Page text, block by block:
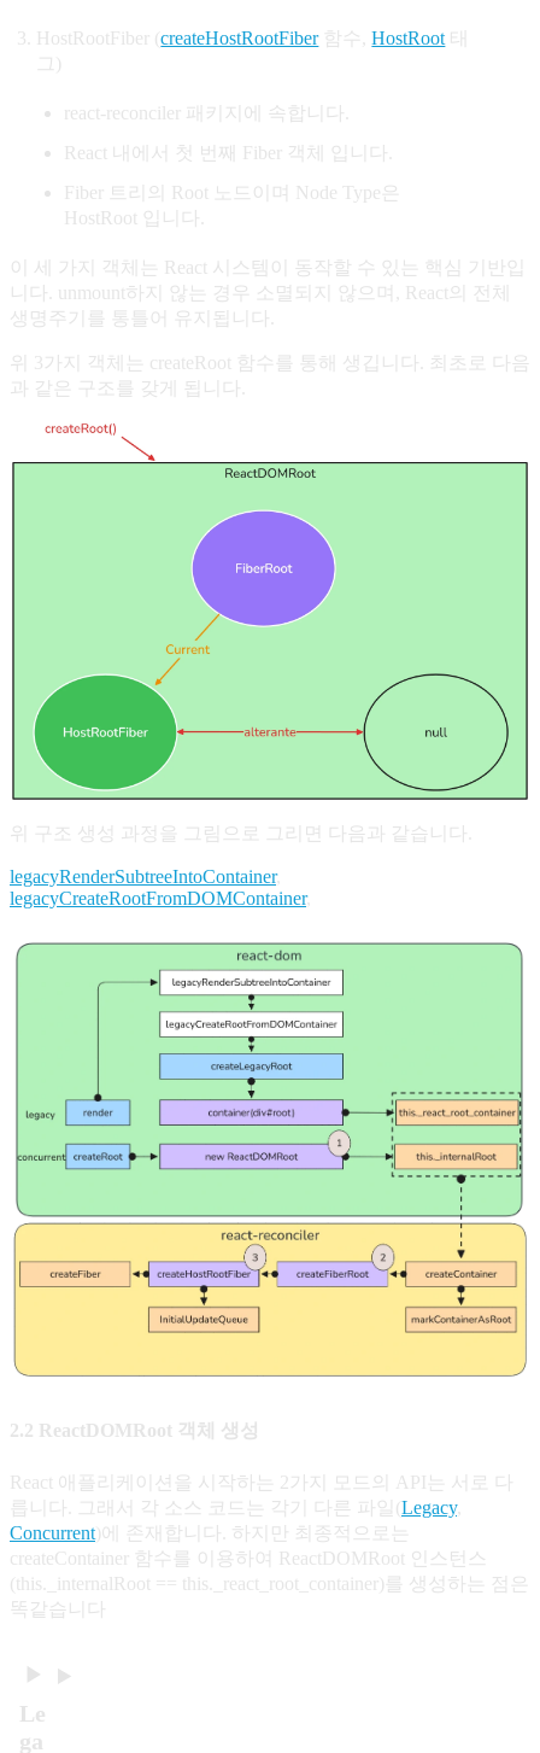
HostRootFiber (createHostRootFiber함수,HostRoot 태
그)
react-reconciler 패키지에 속합니다.
React 내에서 첫 번째 Fiber 객체 입니다.
Fiber 트리의 Root 노드이며 Node Type은
HostRoot 입니다.
이 세 가지 객체는 React 시스템이 동작할 수 있는 핵심 기반입
니다. unmount하지 않는 경우 소멸되지 않으며, React의 전체
생명주기를 통틀어 유지됩니다.
위 3가지 객체는 createRoot 함수를 통해 생깁니다. 최초로 다음
과 같은 구조를 갖게 됩니다.
위 구조 생성 과정을 그림으로 그리면 다음과 같습니다.
legacyRenderSubtreeIntoContainer,
legacyCreateRootFromDOMContainer,
2.2 ReactDOMRoot 객체 생성
React 애플리케이션을 시작하는 2가지 모드의 API는 서로 다
릅니다. 그래서 각 소스 코드는 각기 다른 파일(Legacy,
Concurrent)에 존재합니다. 하지만 최종적으로는
createContainer 함수를 이용하여 ReactDOMRoot 인스턴스
(this._internalRoot == this._react_root_container)를 생성하는 점은
똑같습니다
Le
ga